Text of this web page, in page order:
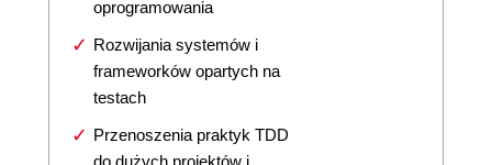
oprogramowania
Rozwijania systemów i
frameworków opartych na
testach
Przenoszenia praktyk TDD